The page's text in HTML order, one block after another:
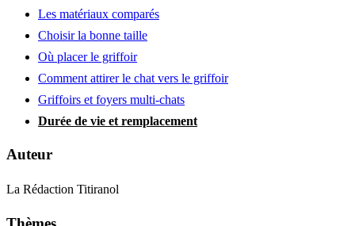
Les matériaux comparés
Choisir la bonne taille
Où placer le griffoir
Comment attirer le chat vers le griffoir
Griffoirs et foyers multi-chats
Durée de vie et remplacement
Auteur
La Rédaction Titiranol